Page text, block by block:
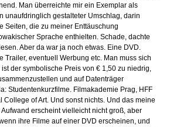
Man überreichte mir ein Exemplar als
unaufdringlich gestalteter Umschlag, darin
Seiten, die zu meiner Enttäuschung
Sprache enthielten. Schade, dachte
Aber da war ja noch etwas. Eine DVD.
Trailer, eventuell Werbung etc. Man muss sich
der symbolische Preis von € 1,50 zu niedrig,
und auf Datenträger
Studentenkurzfilme. Filmakademie Prag, HFF
College of Art. Und sonst nichts. Und das meine
erscheint vielleicht nicht groß, aber
ihre Filme auf einer DVD erscheinen, und